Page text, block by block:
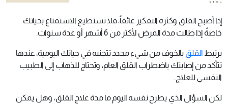
إذا أصبح القلق وكثرة التفكير عائقاً، فلا تستطيع الاستمتاع بحياتك
خاصةً إذا طالت مدة المرض لأكثر من 6 أشهر أو عدة سنوات.
يرتبط القلق بالخوف من شيء محدد تتجنبه في حياتك اليومية، عندها
تتأكد من إصابتك باضطراب القلق العام، وتحتاج للذهاب إلى الطبيب
النفسي للعلاج.
لكن السؤال الذي يطرح نفسه اليوم ما مدة علاج القلق، وهل يمكن